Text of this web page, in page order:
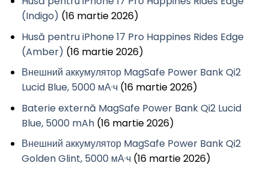
(Indigo) (16 martie 2026)
Husă pentru iPhone 17 Pro Happines Rides Edge
(Amber) (16 martie 2026)
Внешний аккумулятор MagSafe Power Bank Qi2
Lucid Blue, 5000 мА·ч (16 martie 2026)
Baterie externă MagSafe Power Bank Qi2 Lucid
Blue, 5000 mAh (16 martie 2026)
Внешний аккумулятор MagSafe Power Bank Qi2
Golden Glint, 5000 мА·ч (16 martie 2026)